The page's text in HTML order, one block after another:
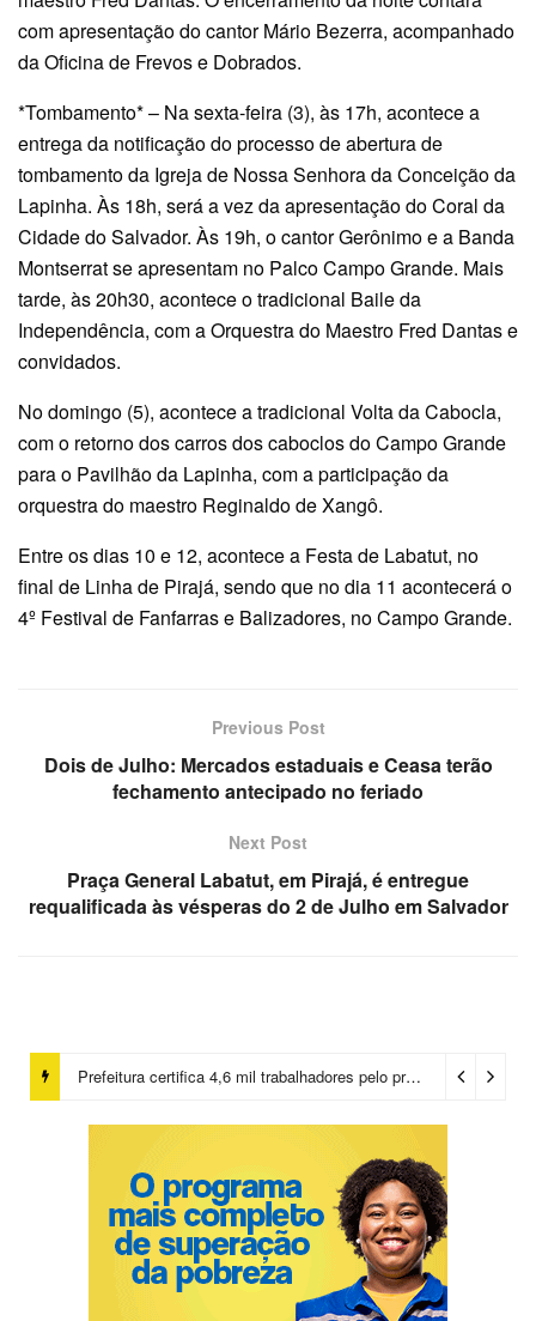
com apresentação do cantor Mário Bezerra, acompanhado
da Oficina de Frevos e Dobrados.
*Tombamento* – Na sexta-feira (3), às 17h, acontece a
entrega da notificação do processo de abertura de
tombamento da Igreja de Nossa Senhora da Conceição da
Lapinha. Às 18h, será a vez da apresentação do Coral da
Cidade do Salvador. Às 19h, o cantor Gerônimo e a Banda
Montserrat se apresentam no Palco Campo Grande. Mais
tarde, às 20h30, acontece o tradicional Baile da
Independência, com a Orquestra do Maestro Fred Dantas e
convidados.
No domingo (5), acontece a tradicional Volta da Cabocla,
com o retorno dos carros dos caboclos do Campo Grande
para o Pavilhão da Lapinha, com a participação da
orquestra do maestro Reginaldo de Xangô.
Entre os dias 10 e 12, acontece a Festa de Labatut, no
final de Linha de Pirajá, sendo que no dia 11 acontecerá o
4º Festival de Fanfarras e Balizadores, no Campo Grande.
Previous Post
Dois de Julho: Mercados estaduais e Ceasa terão
fechamento antecipado no feriado
Next Post
Praça General Labatut, em Pirajá, é entregue
requalificada às vésperas do 2 de Julho em Salvador
Prefeitura certifica 4,6 mil trabalhadores pelo programa Treinar para Empregar e realiza Feirão de Empregabilidade